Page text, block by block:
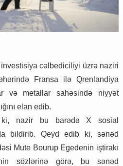
cəlbediciliyi üzrə naziri
Fransa ilə Qrenlandiya
və metallar sahəsində niyyət
elan edib.
nazir bu barədə X sosial
bildirib. Qeyd edib ki, sənəd
Mute Bourup Egedenin iştirakı
sözlərinə görə, bu sənəd